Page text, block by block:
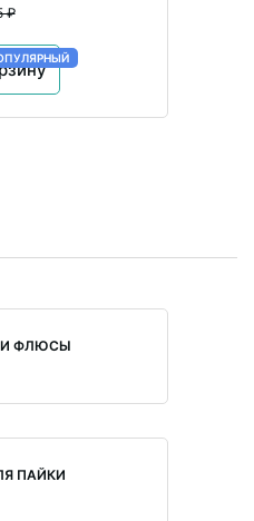
₽
И ФЛЮСЫ
ПАЙКИ